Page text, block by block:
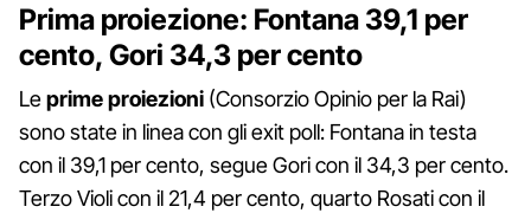
Prima proiezione: Fontana 39,1 per
cento, Gori 34,3 per cento
Leprime proiezioni (Consorzio Opinio per la Rai)
sono state in linea con gli exit poll: Fontana in testa
con il 39,1 per cento, segue Gori con il 34,3 per cento.
Terzo Violi con il 21,4 per cento, quarto Rosati con il